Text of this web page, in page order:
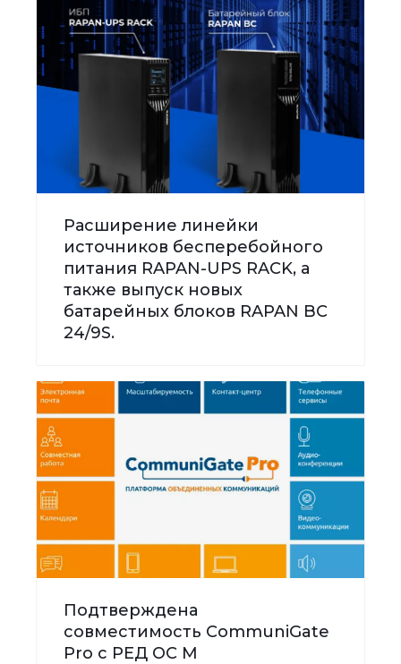
Расширение линейки
источников бесперебойного
питания RAPAN-UPS RACK, а
также выпуск новых
батарейных блоков RAPAN BC
24/9S.
Подтверждена
совместимость CommuniGate
Pro с РЕД ОС М